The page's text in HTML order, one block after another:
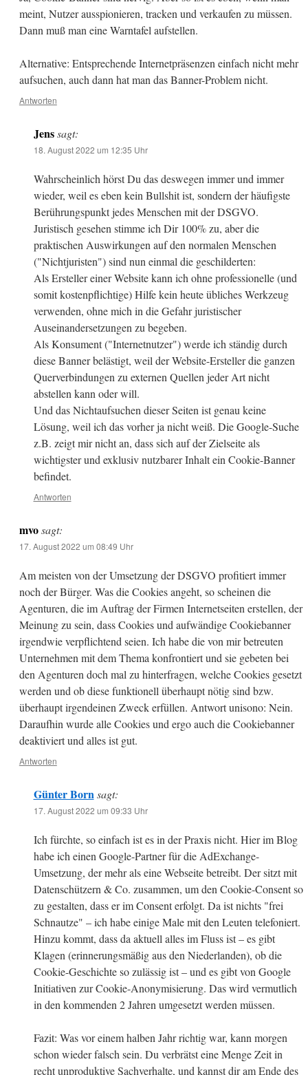
meint, Nutzer ausspionieren, tracken und verkaufen zu müssen.
Dann muß man eine Warntafel aufstellen.
Alternative: Entsprechende Internetpräsenzen einfach nicht mehr
aufsuchen, auch dann hat man das Banner-Problem nicht.
Antworten
Jens sagt:
18. August 2022 um 12:35 Uhr
Wahrscheinlich hörst Du das deswegen immer und immer
wieder, weil es eben kein Bullshit ist, sondern der häufigste
Berührungspunkt jedes Menschen mit der DSGVO.
Juristisch gesehen stimme ich Dir 100% zu, aber die
praktischen Auswirkungen auf den normalen Menschen
("Nichtjuristen") sind nun einmal die geschilderten:
Als Ersteller einer Website kann ich ohne professionelle (und
somit kostenpflichtige) Hilfe kein heute übliches Werkzeug
verwenden, ohne mich in die Gefahr juristischer
Auseinandersetzungen zu begeben.
Als Konsument ("Internetnutzer") werde ich ständig durch
diese Banner belästigt, weil der Website-Ersteller die ganzen
Querverbindungen zu externen Quellen jeder Art nicht
abstellen kann oder will.
Und das Nichtaufsuchen dieser Seiten ist genau keine
Lösung, weil ich das vorher ja nicht weiß. Die Google-Suche
z.B. zeigt mir nicht an, dass sich auf der Zielseite als
wichtigster und exklusiv nutzbarer Inhalt ein Cookie-Banner
befindet.
Antworten
mvo sagt:
17. August 2022 um 08:49 Uhr
Am meisten von der Umsetzung der DSGVO profitiert immer
noch der Bürger. Was die Cookies angeht, so scheinen die
Agenturen, die im Auftrag der Firmen Internetseiten erstellen, der
Meinung zu sein, dass Cookies und aufwändige Cookiebanner
irgendwie verpflichtend seien. Ich habe die von mir betreuten
Unternehmen mit dem Thema konfrontiert und sie gebeten bei
den Agenturen doch mal zu hinterfragen, welche Cookies gesetzt
werden und ob diese funktionell überhaupt nötig sind bzw.
überhaupt irgendeinen Zweck erfüllen. Antwort unisono: Nein.
Daraufhin wurde alle Cookies und ergo auch die Cookiebanner
deaktiviert und alles ist gut.
Antworten
Günter Born sagt:
17. August 2022 um 09:33 Uhr
Ich fürchte, so einfach ist es in der Praxis nicht. Hier im Blog
habe ich einen Google-Partner für die AdExchange-
Umsetzung, der mehr als eine Webseite betreibt. Der sitzt mit
Datenschützern & Co. zusammen, um den Cookie-Consent so
zu gestalten, dass er im Consent erfolgt. Da ist nichts "frei
Schnautze" – ich habe einige Male mit den Leuten telefoniert.
Hinzu kommt, dass da aktuell alles im Fluss ist – es gibt
Klagen (erinnerungsmäßig aus den Niederlanden), ob die
Cookie-Geschichte so zulässig ist – und es gibt von Google
Initiativen zur Cookie-Anonymisierung. Das wird vermutlich
in den kommenden 2 Jahren umgesetzt werden müssen.
Fazit: Was vor einem halben Jahr richtig war, kann morgen
schon wieder falsch sein. Du verbrätst eine Menge Zeit in
recht unproduktive Sachverhalte, und kannst dir am Ende des